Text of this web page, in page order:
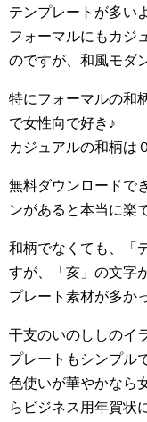
テンプレートが多い
フォーマルにもカジ
のですが、和風モダ
特にフォーマルの和
で女性向で好き♪
カジュアルの和柄は
無料ダウンロードで
ンがあると本当に楽
和柄でなくても、「
すが、「亥」の文字
プレート素材が多か
干支のいのししのイ
プレートもシンプル
色使いが華やかなら
らビジネス用年賀状